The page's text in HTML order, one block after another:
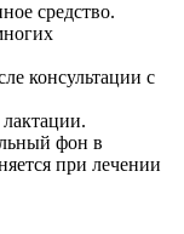
средство.
консультации с
фон в
при лечении